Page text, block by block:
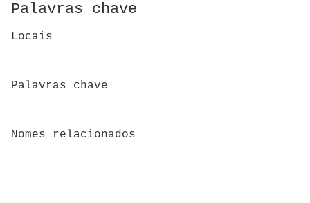
Palavras chave
Locais
Palavras chave
Nomes relacionados